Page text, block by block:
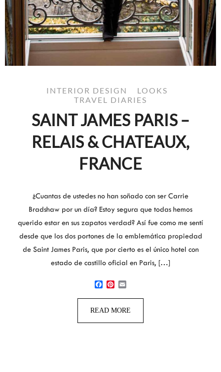
INTERIOR DESIGN
LOOKS
TRAVEL DIARIES
SAINT JAMES PARIS –
RELAIS & CHATEAUX,
FRANCE
¿Cuantas de ustedes no han soñado con ser Carrie
Bradshaw por un día? Estoy segura que todas hemos
querido estar en sus zapatos verdad? Así fue como me sentí
desde que los dos portones de la emblemática propiedad
de Saint James Paris, que por cierto es el único hotel con
estado de castillo oficial en Paris, […]
READ MORE